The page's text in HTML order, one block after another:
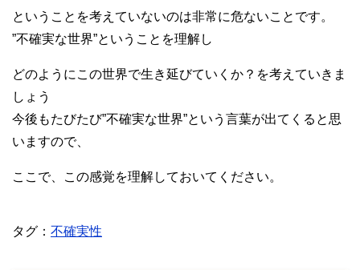
ということを考えていないのは非常に危ないことです。
”不確実な世界”ということを理解し
どのようにこの世界で生き延びていくか？を考えていきま
しょう
今後もたびたび”不確実な世界”という言葉が出てくると思
いますので、
ここで、この感覚を理解しておいてください。
タグ： 不確実性